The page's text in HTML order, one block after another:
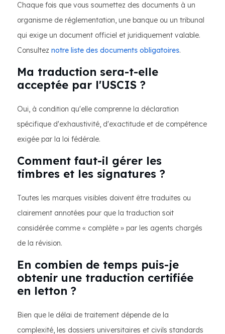
Chaque fois que vous soumettez des documents à un
organisme de réglementation, une banque ou un tribunal
qui exige un document officiel et juridiquement valable.
Consultez notre liste des documents obligatoires.
Ma traduction sera-t-elle
acceptée par l'USCIS ?
Oui, à condition qu'elle comprenne la déclaration
spécifique d'exhaustivité, d'exactitude et de compétence
exigée par la loi fédérale.
Comment faut-il gérer les
timbres et les signatures ?
Toutes les marques visibles doivent être traduites ou
clairement annotées pour que la traduction soit
considérée comme « complète » par les agents chargés
de la révision.
En combien de temps puis-je
obtenir une traduction certifiée
en letton ?
Bien que le délai de traitement dépende de la
complexité, les dossiers universitaires et civils standards